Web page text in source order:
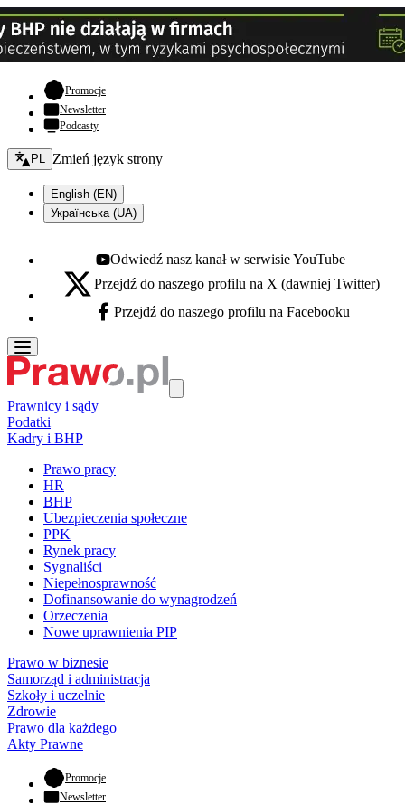
Promocje- otwiera się w nowej karcie
Newsletter
Podcasty
Zmień język - bieżący:
PL Zmień język strony
English (EN)
Українська (UA)
Youtube - otwiera się w nowej karcie
Odwiedź nasz kanał w serwisie YouTube
X - otwiera się w nowej karcie
Przejdź do naszego profilu na X (dawniej Twitter)
Facebook - otwiera się w nowej karcie
Przejdź do naszego profilu na Facebooku
Prawnicy i sądy
Podatki
Kadry i BHP
Prawo pracy
HR
BHP
Ubezpieczenia społeczne
PPK
Rynek pracy
Sygnaliści
Niepełnosprawność
Dofinansowanie do wynagrodzeń
Orzeczenia
Nowe uprawnienia PIP
Prawo w biznesie
Samorząd i administracja
Szkoły i uczelnie
Zdrowie
Prawo dla każdego
Akty Prawne
Promocje- otwiera się w nowej karcie
Newsletter